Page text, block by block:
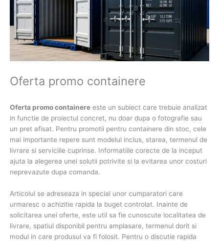
Oferta promo containere
Oferta promo containere este un subiect care trebuie analizat
in functie de proiectul concret, nu doar dupa o fotografie sau
un pret afisat. Pentru promotii pentru containere din stoc, cele
mai importante repere sunt modelul inclus, starea, termenul de
livrare si serviciile cuprinse. Informatiile corecte de la inceput
ajuta la alegerea unei solutii potrivite si la evitarea unor costuri
neprevazute dupa comanda.
Articolul se adreseaza in special unor cumparatori care
urmaresc o achizitie rapida la buget controlat. Inainte de
solicitarea unei oferte, este util sa fie cunoscute localitatea de
livrare, spatiul disponibil pentru amplasare, termenul dorit si
modul in care produsul va fi folosit. Pentru o discutie rapida